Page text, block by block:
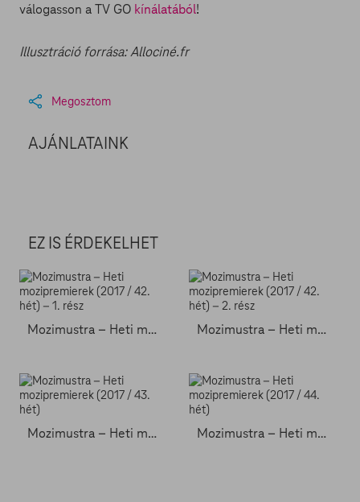
válogasson a TV GO kínálatából!
Illusztráció forrása: Allociné.fr
Megosztom
AJÁNLATAINK
EZ IS ÉRDEKELHET
Mozimustra – Heti mozipremierek (2017 / 42. hét) – 1. rész Mozimustra – Heti mozipremierek (2017 / 42. hét) – 2. rész
Mozimustra – Heti mozipremierek (2017 / 43. hét) Mozimustra – Heti mozipremierek (2017 / 44. hét)